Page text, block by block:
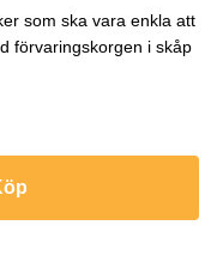
som ska vara enkla att
förvaringskorgen i skåp